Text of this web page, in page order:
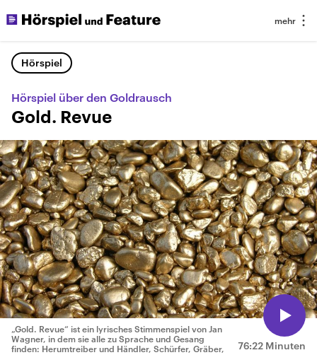
Hörspiel
Hörspiel über den Goldrausch
Gold. Revue
76:22 Minuten
„Gold. Revue“ ist ein lyrisches Stimmenspiel von Jan
Wagner, in dem sie alle zu Sprache und Gesang
finden: Herumtreiber und Händler, Schürfer, Gräber,